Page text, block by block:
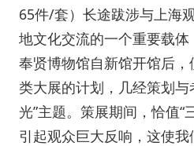
65件/套）长途跋涉与上海
地文化交流的一个重要载体
奉贤博物馆自新馆开馆后
类大展的计划，几经策划与
光”主题。策展期间，恰值“
引起观众巨大反响，这使